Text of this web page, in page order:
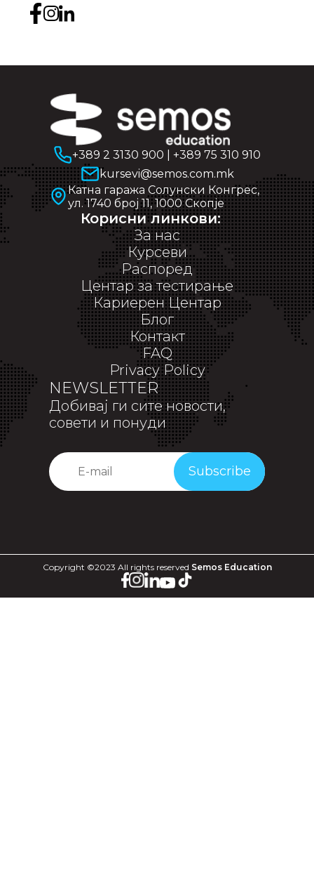
+389 2 3130 900
+389 75 310 910
kursevi@semos.com.mk
Катна гаража Солунски Конгрес,
ул. 1740 број 11, 1000 Скопје
Корисни линкови:
За нас
Курсеви
Распоред
Центар за тестирање
Кариерен Центар
Блог
Контакт
FAQ
Privacy Policy
NEWSLETTER
Добивај ги сите новости,
совети и понуди
Subscribe
Copyright ©2023 All rights reserved Semos Education